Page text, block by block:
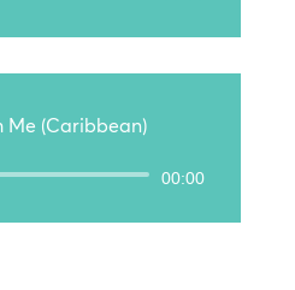
Me (Caribbean)
Audio-
00:00